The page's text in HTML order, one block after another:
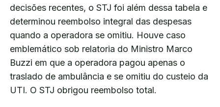
decisões recentes, o STJ foi além dessa tabela e
determinou reembolso integral das despesas
quando a operadora se omitiu. Houve caso
emblemático sob relatoria do Ministro Marco
Buzzi em que a operadora pagou apenas o
traslado de ambulância e se omitiu do custeio da
UTI. O STJ obrigou reembolso total.